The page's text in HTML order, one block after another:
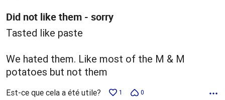
Did not like them - sorry
Tasted like paste
We hated them. Like most of the M & M
potatoes but not them
Est-ce que cela a été utile? 1 0